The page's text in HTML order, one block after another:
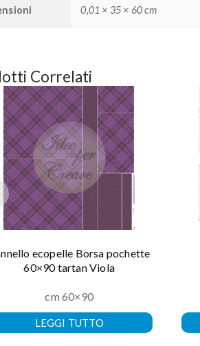
0,01 × 35 × 60 cm
Correlati
ecopelle Borsa pochette
60×90 tartan Viola
cm 60×90
LEGGI TUTTO